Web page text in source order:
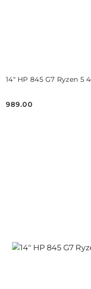
14" HP 845 G7 Ryzen 5
Cena:
989.00